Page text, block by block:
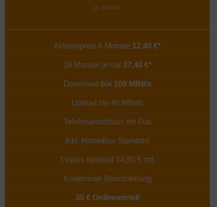
je Monat
Aktionspreis 6 Monate 12,40 €*
18 Monate je nur 37,40 €*
Download bis 100 MBit/s
Upload bis 40 MBit/s
Telefonanschluss mit Flat
Inkl. HomeBox Standard
TVplus optional 14,90 € mtl.
Kostenlose Bereitstellung
30 € Onlinevorteil